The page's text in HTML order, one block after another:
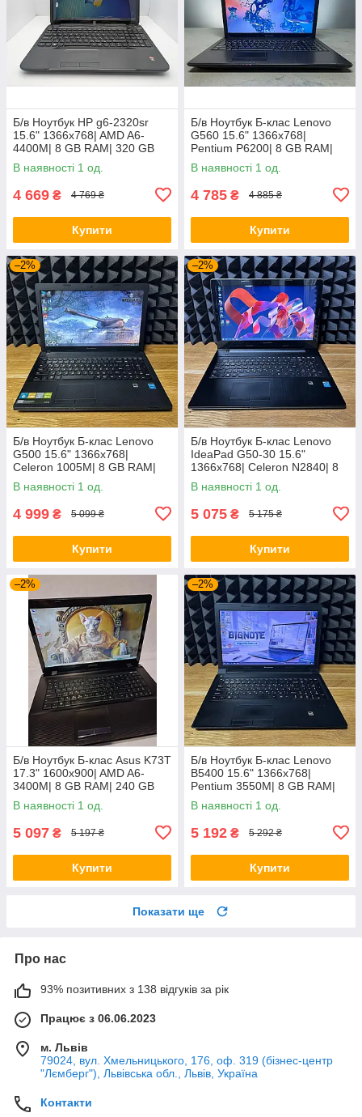
Б/в Ноутбук HP g6-2320sr
15.6" 1366x768| AMD A6-
4400M| 8 GB RAM| 320 GB
HDD| Radeon HD 7520G
В наявності 1 од.
4 669 ₴ 4 769 ₴
Купити
Б/в Ноутбук Б-клас Lenovo
G560 15.6" 1366x768|
Pentium P6200| 8 GB RAM|
120 GB SSD| HD
В наявності 1 од.
4 785 ₴ 4 885 ₴
Купити
–2%
Б/в Ноутбук Б-клас Lenovo
G500 15.6" 1366x768|
Celeron 1005M| 8 GB RAM|
128 GB SSD| HD
В наявності 1 од.
4 999 ₴ 5 099 ₴
Купити
–2%
Б/в Ноутбук Б-клас Lenovo
IdeaPad G50-30 15.6"
1366x768| Celeron N2840| 8
GB RAM| 128 GB SSD| HD
В наявності 1 од.
5 075 ₴ 5 175 ₴
Купити
–2%
Б/в Ноутбук Б-клас Asus K73T
17.3" 1600x900| AMD A6-
3400M| 8 GB RAM| 240 GB
SSD + 500 GB HDD| Radeon
HD 6520G
В наявності 1 од.
5 097 ₴ 5 197 ₴
Купити
–2%
Б/в Ноутбук Б-клас Lenovo
B5400 15.6" 1366x768|
Pentium 3550M| 8 GB RAM|
128 GB SSD| HD
В наявності 1 од.
5 192 ₴ 5 292 ₴
Купити
Показати ще
Про нас
93% позитивних з 138 відгуків за рік
Працює з 06.06.2023
м. Львів
79024, вул. Хмельницького, 176, оф. 319 (бізнес-центр
"Лємберг"), Львівська обл., Львів, Україна
Контакти